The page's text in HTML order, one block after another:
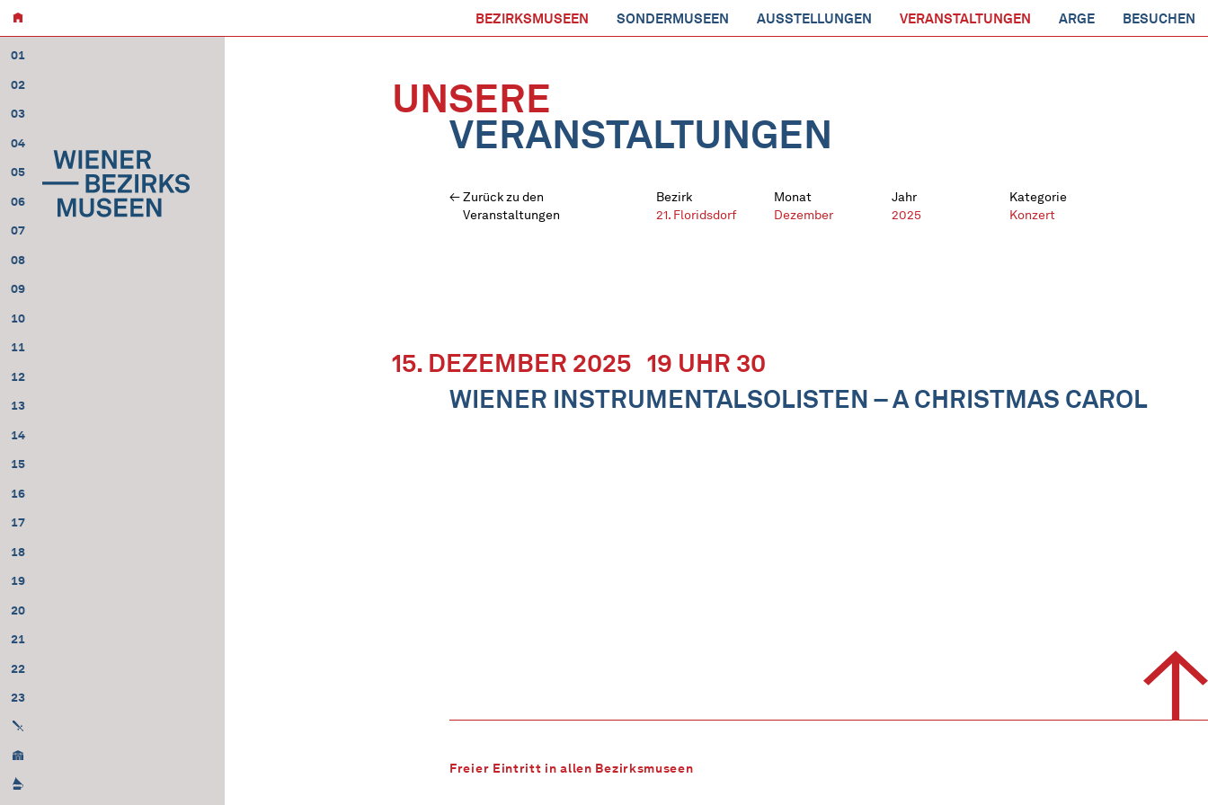
BEZIRKSMUSEEN SONDERMUSEEN AUSSTELLUNGEN VERANSTALTUNGEN ARGE BESUCHEN
01
02
03
04
05
06
07
08
09
10
11
12
13
14
15
16
17
18
19
20
21
22
23
UNSERE
VERANSTALTUNGEN
Zurück zu den
Veranstaltungen
Bezirk
21. Floridsdorf
Monat
Dezember
Jahr
2025
Kategorie
Konzert
15. DEZEMBER 2025 19 UHR 30
WIENER INSTRUMENTALSOLISTEN – A CHRISTMAS CAROL
Freier Eintritt in allen Bezirksmuseen